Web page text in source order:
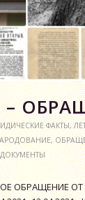
ФАКТЫ,
,
ОБРАЩЕНИЕ ОТ